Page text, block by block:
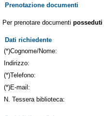
Prenotazione documenti
Per prenotare documenti posseduti
Dati richiedente
(*)Cognome/Nome:
Indirizzo:
(*)Telefono:
(*)E-mail:
N. Tessera biblioteca: